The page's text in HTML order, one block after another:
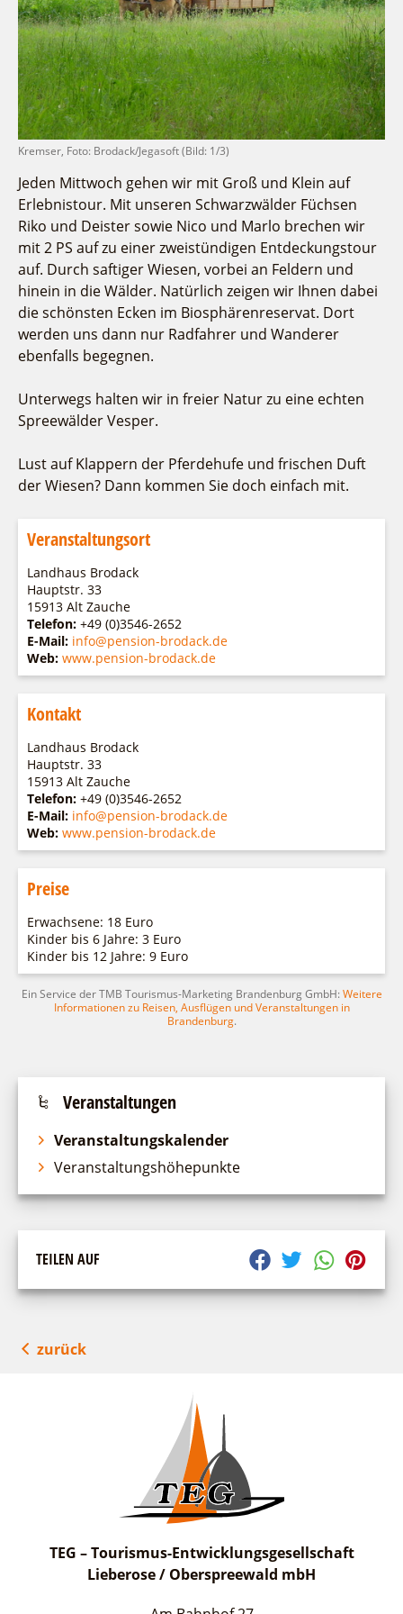
Einkaufen
Gruppen
Fremdenverkehrsvereine
Ludwig Leichhardt
Kahnfahrten
Fahrgastschiff
Campingplatz Jessern
Wirtschaftsförderung
Regionalentwicklung
SPOT
Bürgerbus
Naturwelt Lieberoser Heide
Q-Gemeinde Schwielochsee
Staatlich anerkannter Erholungsort Goyatz
Mein Brandenburg – Infostelen
Unternehmensbetreuung
ILB
WFG
Service
Über uns
Team
Infomaterial
Warenkorb
Kremser, Foto: Brodack/Jegasoft (Bild: 1/3)
Jeden Mittwoch gehen wir mit Groß und Klein auf
Erlebnistour. Mit unseren Schwarzwälder Füchsen
Riko und Deister sowie Nico und Marlo brechen wir
mit 2 PS auf zu einer zweistündigen Entdeckungstour
auf. Durch saftiger Wiesen, vorbei an Feldern und
hinein in die Wälder. Natürlich zeigen wir Ihnen dabei
die schönsten Ecken im Biosphärenreservat. Dort
werden uns dann nur Radfahrer und Wanderer
ebenfalls begegnen.
Unterwegs halten wir in freier Natur zu eine echten
Spreewälder Vesper.
Lust auf Klappern der Pferdehufe und frischen Duft
der Wiesen? Dann kommen Sie doch einfach mit.
Veranstaltungsort
Landhaus Brodack
Hauptstr. 33
15913 Alt Zauche
Telefon: +49 (0)3546-2652
E-Mail: info@pension-brodack.de
Web: www.pension-brodack.de
Kontakt
Landhaus Brodack
Hauptstr. 33
15913 Alt Zauche
Telefon: +49 (0)3546-2652
E-Mail: info@pension-brodack.de
Web: www.pension-brodack.de
Preise
Erwachsene: 18 Euro
Kinder bis 6 Jahre: 3 Euro
Kinder bis 12 Jahre: 9 Euro
Ein Service der TMB Tourismus-Marketing Brandenburg GmbH:Weitere
Informationen zu Reisen, Ausflügen und Veranstaltungen in
Brandenburg.
Veranstaltungen
Veranstaltungskalender
Veranstaltungshöhepunkte
TEILEN AUF
zurück
TEG – Tourismus-Entwicklungsgesellschaft
Lieberose / Oberspreewald mbH